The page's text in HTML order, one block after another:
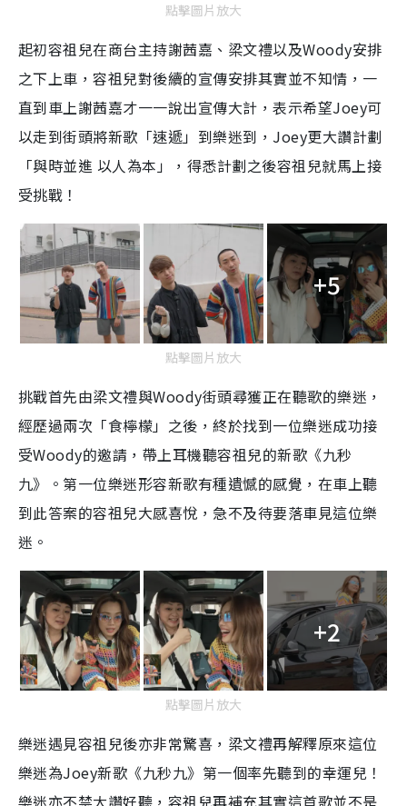
點擊圖片放大
起初容祖兒在商台主持謝茜嘉、梁文禮以及Woody安排
之下上車，容祖兒對後續的宣傳安排其實並不知情，一
直到車上謝茜嘉才一一說出宣傳大計，表示希望Joey可
以走到街頭將新歌「速遞」到樂迷到，Joey更大讚計劃
「與時並進 以人為本」，得悉計劃之後容祖兒就馬上接
受挑戰！
+5
點擊圖片放大
挑戰首先由梁文禮與Woody街頭尋獲正在聽歌的樂迷，
經歷過兩次「食檸檬」之後，終於找到一位樂迷成功接
受Woody的邀請，帶上耳機聽容祖兒的新歌《九秒
九》。第一位樂迷形容新歌有種遺憾的感覺，在車上聽
到此答案的容祖兒大感喜悅，急不及待要落車見這位樂
迷。
+2
點擊圖片放大
樂迷遇見容祖兒後亦非常驚喜，梁文禮再解釋原來這位
樂迷為Joey新歌《九秒九》第一個率先聽到的幸運兒！